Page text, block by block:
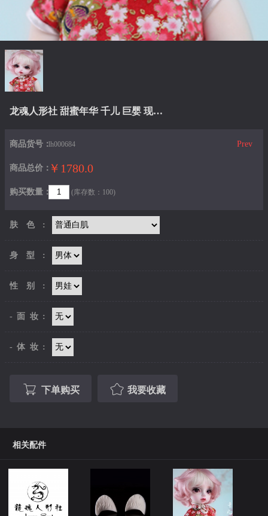
龙魂人形社 甜蜜年华 千儿 巨婴 现代BJD娃娃
Prev
商品货号：lh000684
商品总价： ￥1780.0
购买数量： (库存数：100)
肤色:
身型:
性别:
-面妆:
-体妆:
下单购买 我要收藏
相关配件